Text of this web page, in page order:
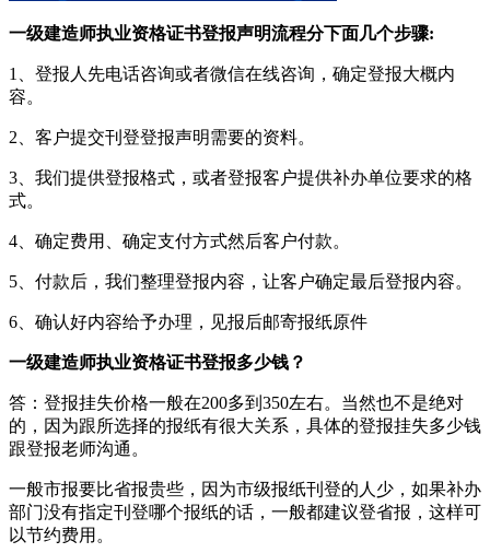
一级建造师执业资格证书登报声明流程分下面几个步骤:
1、登报人先电话咨询或者微信在线咨询，确定登报大概内
容。
2、客户提交刊登登报声明需要的资料。
3、我们提供登报格式，或者登报客户提供补办单位要求的格
式。
4、确定费用、确定支付方式然后客户付款。
5、付款后，我们整理登报内容，让客户确定最后登报内容。
6、确认好内容给予办理，见报后邮寄报纸原件
一级建造师执业资格证书登报多少钱？
答：登报挂失价格一般在200多到350左右。当然也不是绝对
的，因为跟所选择的报纸有很大关系，具体的登报挂失多少钱
跟登报老师沟通。
一般市报要比省报贵些，因为市级报纸刊登的人少，如果补办
部门没有指定刊登哪个报纸的话，一般都建议登省报，这样可
以节约费用。